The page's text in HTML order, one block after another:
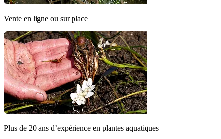
Vente en ligne ou sur place
Plus de 20 ans d’expérience en plantes aquatiques